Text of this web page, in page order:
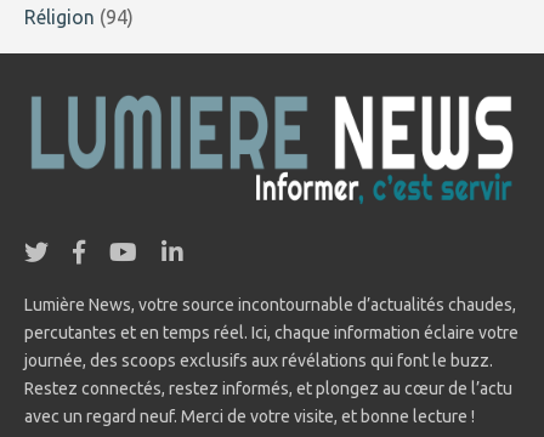
Réligion (94)
Lumière News, votre source incontournable d’actualités chaudes,
percutantes et en temps réel. Ici, chaque information éclaire votre
journée, des scoops exclusifs aux révélations qui font le buzz.
Restez connectés, restez informés, et plongez au cœur de l’actu
avec un regard neuf. Merci de votre visite, et bonne lecture !